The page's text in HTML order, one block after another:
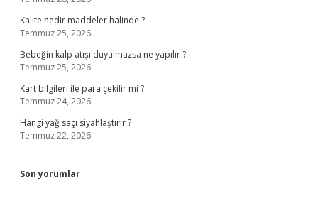
Kalite nedir maddeler halinde ?
Temmuz 25, 2026
Bebeğin kalp atışı duyulmazsa ne yapılır ?
Temmuz 25, 2026
Kart bilgileri ile para çekilir mi ?
Temmuz 24, 2026
Hangi yağ saçı siyahlaştırır ?
Temmuz 22, 2026
Son yorumlar